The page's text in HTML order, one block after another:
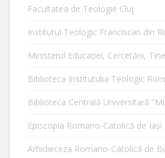
Facultatea de Teologie Cluj
Institutul Teologic Franciscan din
Ministerul Educaţiei, Cercetării,
Biblioteca Institutului Teologic
Biblioteca Centrală Universitară
Episcopia Romano-Catolică de Iaşi
Arhidieceza Romano-Catolică de